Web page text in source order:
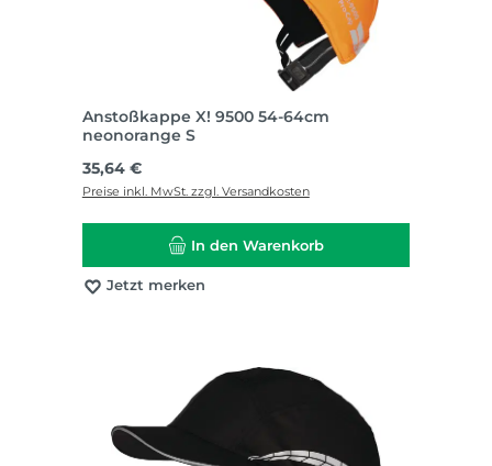
Anstoßkappe X! 9500 54-64cm
neonorange S
Regulärer Preis:
35,64 €
Preise inkl. MwSt. zzgl. Versandkosten
In den Warenkorb
Jetzt merken